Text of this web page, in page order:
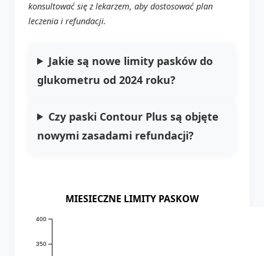
konsultować się z lekarzem, aby dostosować plan
leczenia i refundacji.
Jakie są nowe limity pasków do
glukometru od 2024 roku?
Czy paski Contour Plus są objęte
nowymi zasadami refundacji?
MIESIECZNE LIMITY PASKOW
350
400